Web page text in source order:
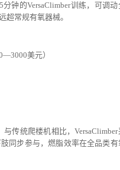
钟的VersaClimber训练，可调动
超常规有氧器械。
美元）
传统爬楼机相比，VersaClimber
同步参与，燃脂效率在全品类有